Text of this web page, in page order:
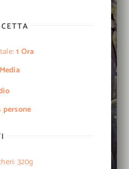
1 Ora
Media
persone
320g